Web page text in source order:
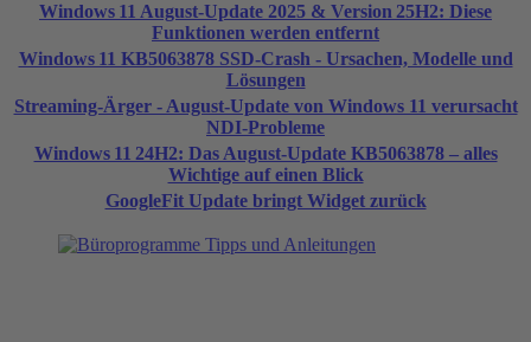
Windows 11 August‑Update 2025 & Version 25H2: Diese
Funktionen werden entfernt
Windows 11 KB5063878 SSD-Crash - Ursachen, Modelle und
Lösungen
Streaming-Ärger - August-Update von Windows 11 verursacht
NDI-Probleme
Windows 11 24H2: Das August‑Update KB5063878 – alles
Wichtige auf einen Blick
GoogleFit Update bringt Widget zurück